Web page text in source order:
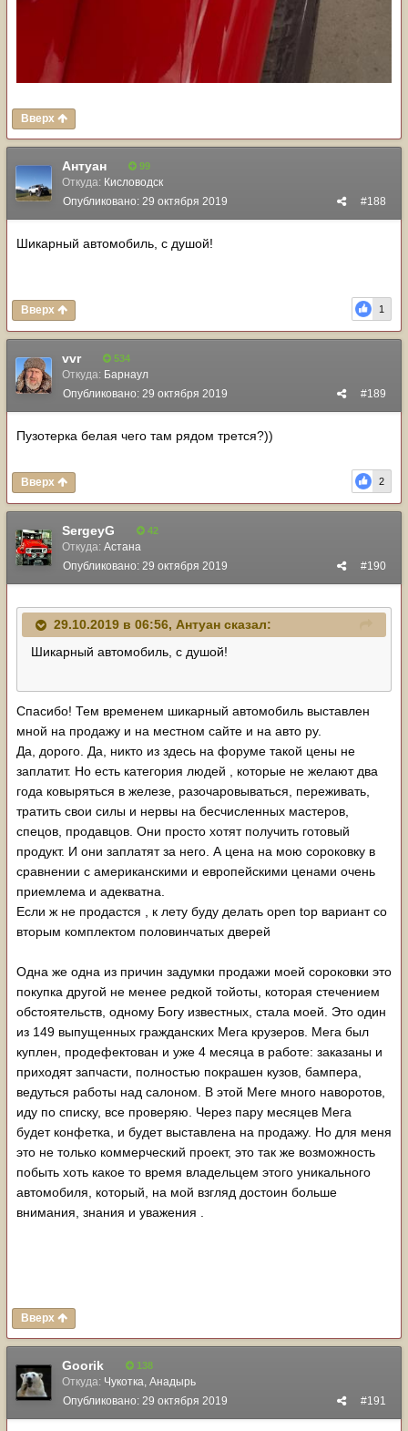
Вверх
Антуан 99
Откуда: Кисловодск
#188
Опубликовано: 29 октября 2019
Шикарный автомобиль, с душой!
1
Вверх
vvr 534
Откуда: Барнаул
#189
Опубликовано: 29 октября 2019
Пузотерка белая чего там рядом трется?))
2
Вверх
SergeyG 42
Откуда: Астана
#190
Опубликовано: 29 октября 2019
29.10.2019 в 06:56, Антуан сказал:
Шикарный автомобиль, с душой!
Спасибо! Тем временем шикарный автомобиль выставлен
мной на продажу и на местном сайте и на авто ру.
Да, дорого. Да, никто из здесь на форуме такой цены не
заплатит. Но есть категория людей , которые не желают два
года ковыряться в железе, разочаровываться, переживать,
тратить свои силы и нервы на бесчисленных мастеров,
спецов, продавцов. Они просто хотят получить готовый
продукт. И они заплатят за него. А цена на мою сороковку в
сравнении с американскими и европейскими ценами очень
приемлема и адекватна.
Если ж не продастся , к лету буду делать open top вариант со
вторым комплектом половинчатых дверей
Одна же одна из причин задумки продажи моей сороковки это
покупка другой не менее редкой тойоты, которая стечением
обстоятельств, одному Богу известных, стала моей. Это один
из 149 выпущенных гражданских Мега крузеров. Мега был
куплен, продефектован и уже 4 месяца в работе: заказаны и
приходят запчасти, полностью покрашен кузов, бампера,
ведуться работы над салоном. В этой Меге много наворотов,
иду по списку, все проверяю. Через пару месяцев Мега
будет конфетка, и будет выставлена на продажу. Но для меня
это не только коммерческий проект, это так же возможность
побыть хоть какое то время владельцем этого уникального
автомобиля, который, на мой взгляд достоин больше
внимания, знания и уважения .
Вверх
Goorik 138
Откуда: Чукотка, Анадырь
#191
Опубликовано: 29 октября 2019